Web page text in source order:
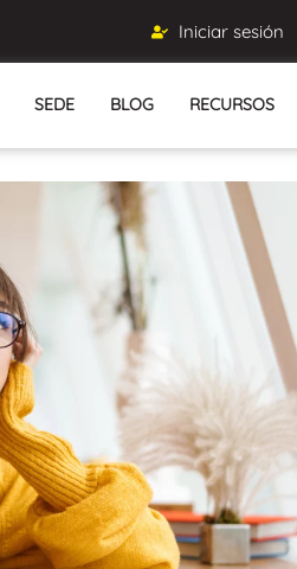
Iniciar sesión
SEDE BLOG RECURSOS